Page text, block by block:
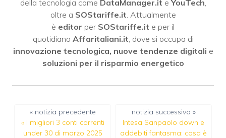
della tecnologia come DataManager.it eYouTech
oltre a SOStariffe.it . Attualmente
è editor per SOStariffe.it e per il
quotidiano Affaritaliani.it , dove si occupa di
innovazione tecnologica, nuove tendenze digitali e
soluzioni per il risparmio energetico
« notizia precedente
« I migliori 3 conti correnti
under 30 di marzo 2025
notizia successiva »
Intesa Sanpaolo down e
addebiti fantasma: cosa è